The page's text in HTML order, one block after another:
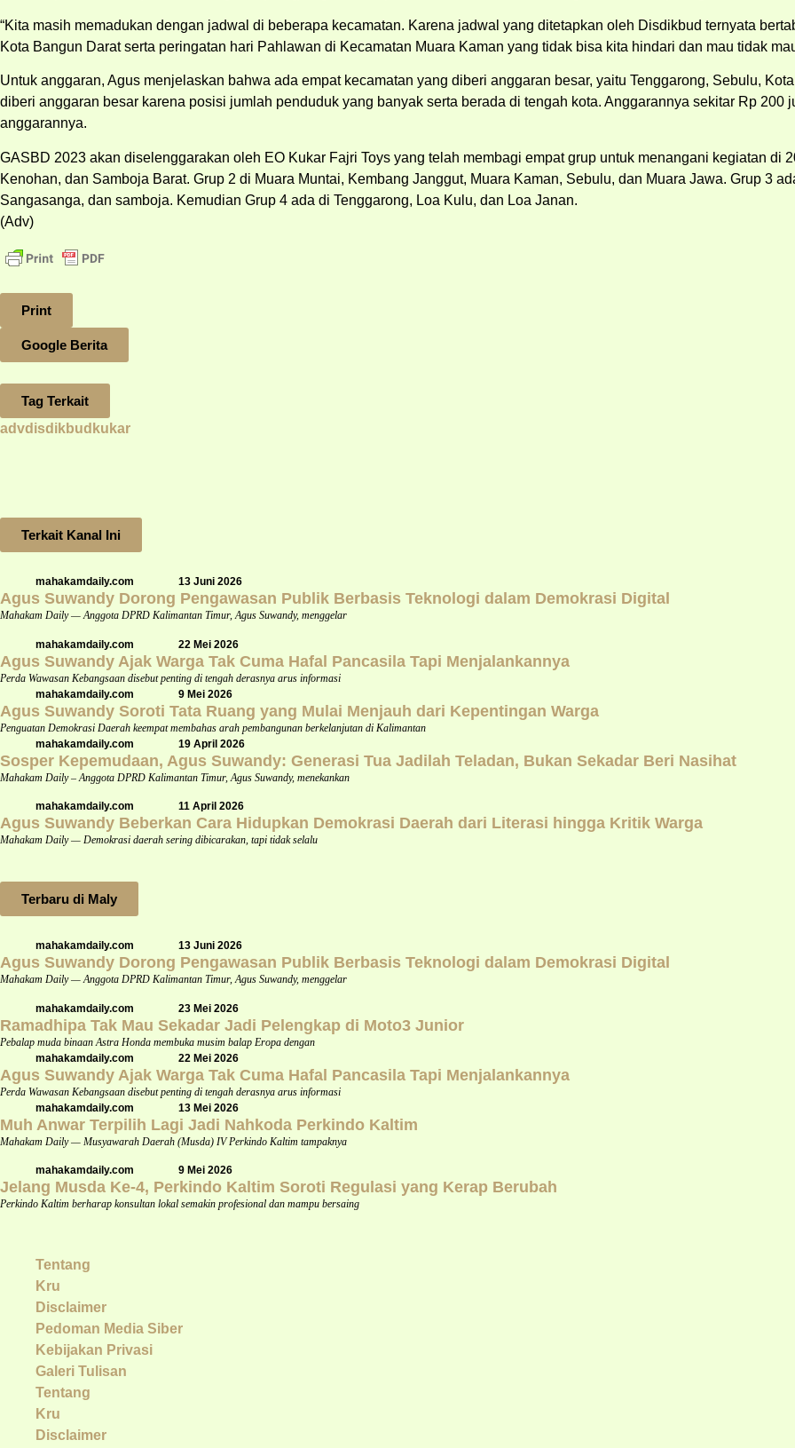
“Kita masih memadukan dengan jadwal di beberapa kecamatan. Karena jadwal yang ditetapkan oleh Disdikbud ternyata
Kota Bangun Darat serta peringatan hari Pahlawan di Kecamatan Muara Kaman yang tidak bisa kita hindari dan mau tidak
Untuk anggaran, Agus menjelaskan bahwa ada empat kecamatan yang diberi anggaran besar, yaitu Tenggarong, Sebulu,
diberi anggaran besar karena posisi jumlah penduduk yang banyak serta berada di tengah kota. Anggarannya sekitar Rp 200
anggarannya.
GASBD 2023 akan diselenggarakan oleh EO Kukar Fajri Toys yang telah membagi empat grup untuk menangani kegiatan di
Kenohan, dan Samboja Barat. Grup 2 di Muara Muntai, Kembang Janggut, Muara Kaman, Sebulu, dan Muara Jawa. Grup 3
Sangasanga, dan samboja. Kemudian Grup 4 ada di Tenggarong, Loa Kulu, dan Loa Janan.
(Adv)
Print
Google Berita
Tag Terkait
advdisdikbudkukar
Terkait Kanal Ini
mahakamdaily.com 13 Juni 2026
Agus Suwandy Dorong Pengawasan Publik Berbasis Teknologi dalam Demokrasi Digital
Mahakam Daily — Anggota DPRD Kalimantan Timur, Agus Suwandy, menggelar
mahakamdaily.com 22 Mei 2026
Agus Suwandy Ajak Warga Tak Cuma Hafal Pancasila Tapi Menjalankannya
Perda Wawasan Kebangsaan disebut penting di tengah derasnya arus informasi
mahakamdaily.com
9 Mei 2026
Agus Suwandy Soroti Tata Ruang yang Mulai Menjauh dari Kepentingan Warga
Penguatan Demokrasi Daerah keempat membahas arah pembangunan berkelanjutan di Kalimantan
mahakamdaily.com
19 April 2026
Sosper Kepemudaan, Agus Suwandy: Generasi Tua Jadilah Teladan, Bukan Sekadar Beri Nasihat
Mahakam Daily – Anggota DPRD Kalimantan Timur, Agus Suwandy, menekankan
mahakamdaily.com 11 April 2026
Agus Suwandy Beberkan Cara Hidupkan Demokrasi Daerah dari Literasi hingga Kritik Warga
Mahakam Daily — Demokrasi daerah sering dibicarakan, tapi tidak selalu
Terbaru di Maly
mahakamdaily.com 13 Juni 2026
Agus Suwandy Dorong Pengawasan Publik Berbasis Teknologi dalam Demokrasi Digital
Mahakam Daily — Anggota DPRD Kalimantan Timur, Agus Suwandy, menggelar
mahakamdaily.com 23 Mei 2026
Ramadhipa Tak Mau Sekadar Jadi Pelengkap di Moto3 Junior
Pebalap muda binaan Astra Honda membuka musim balap Eropa dengan
mahakamdaily.com
22 Mei 2026
Agus Suwandy Ajak Warga Tak Cuma Hafal Pancasila Tapi Menjalankannya
Perda Wawasan Kebangsaan disebut penting di tengah derasnya arus informasi
mahakamdaily.com
13 Mei 2026
Muh Anwar Terpilih Lagi Jadi Nahkoda Perkindo Kaltim
Mahakam Daily — Musyawarah Daerah (Musda) IV Perkindo Kaltim tampaknya
mahakamdaily.com 9 Mei 2026
Jelang Musda Ke-4, Perkindo Kaltim Soroti Regulasi yang Kerap Berubah
Perkindo Kaltim berharap konsultan lokal semakin profesional dan mampu bersaing
Tentang
Kru
Disclaimer
Pedoman Media Siber
Kebijakan Privasi
Galeri Tulisan
Tentang
Kru
Disclaimer